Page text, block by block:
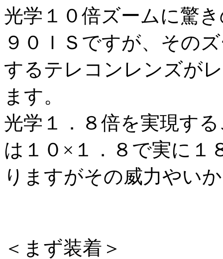
光学１０倍ズームに驚
９０ＩＳですが、その
するテレコンレンズが
ます。
光学１．８倍を実現す
は１０×１．８で実に１
りますがその威力やい
＜まず装着＞